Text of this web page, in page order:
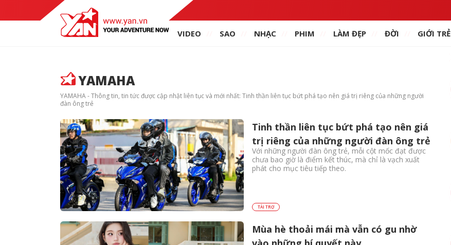
VIDEO SAO NHẠC PHIM LÀM ĐẸP ĐỜI GIỚI TRẺ
YAMAHA
YAMAHA - Thông tin, tin tức được cập nhật liên tục và mới nhất: Tinh thần liên tục bứt phá tạo nên giá trị riêng của những người
đàn ông trẻ
Tinh thần liên tục bứt phá tạo nên giá
trị riêng của những người đàn ông trẻ
Với những người đàn ông trẻ, mỗi cột mốc đạt được
chưa bao giờ là điểm kết thúc, mà chỉ là vạch xuất
phát cho mục tiêu tiếp theo.
TÀI TRỢ
Mùa hè thoải mái mà vẫn có gu nhờ